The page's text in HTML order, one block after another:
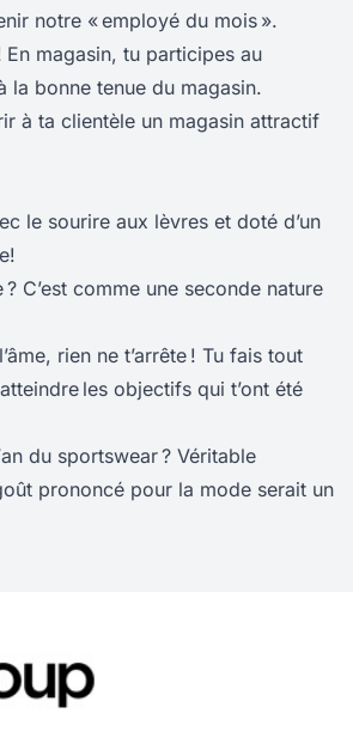
notre « employé du mois ».
En magasin, tu participes au
la bonne tenue du magasin.
à ta clientèle un magasin attractif
le sourire aux lèvres et doté d’un
C’est comme une seconde nature
rien ne t’arrête ! Tu fais tout
les objectifs qui t’ont été
du sportswear ? Véritable
prononcé pour la mode serait un